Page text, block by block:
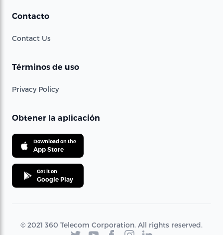
Contacto
Contact Us
Términos de uso
Privacy Policy
Obtener la aplicación
Download on the
App Store
Get it on
Google Play
© 2021 360 Telecom Corporation. All rights reserved.